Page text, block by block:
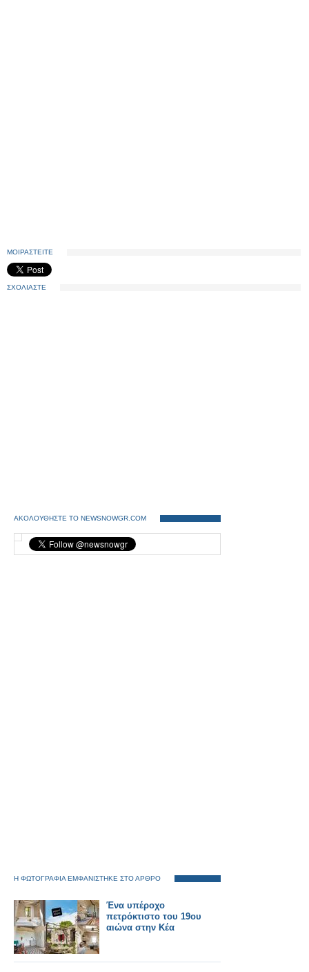
ΜΟΙΡΑΣΤΕΙΤΕ
ΣΧΟΛΙΑΣΤΕ
ΑΚΟΛΟΥΘΗΣΤΕ ΤΟ NEWSNOWGR.COM
Η ΦΩΤΟΓΡΑΦΙΑ ΕΜΦΑΝΙΣΤΗΚΕ ΣΤΟ ΑΡΘΡΟ
Ένα υπέροχο
πετρόκτιστο του 19ου
αιώνα στην Κέα